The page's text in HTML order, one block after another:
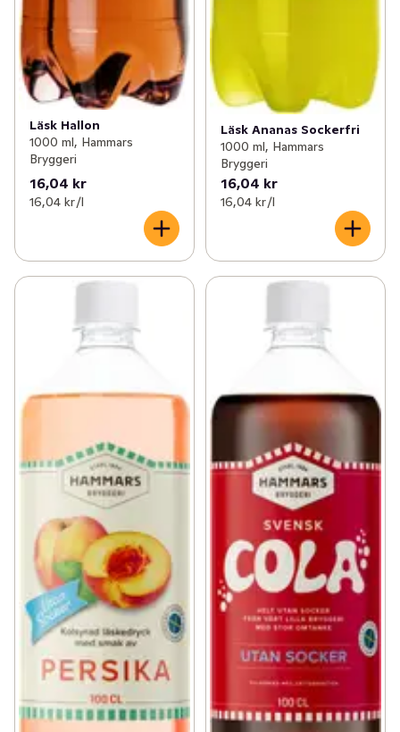
Läsk Hallon
1000 ml, Hammars
Bryggeri
16,04 kr
16,04 kr /l
Läsk Ananas Sockerfri
1000 ml, Hammars
Bryggeri
16,04 kr
16,04 kr /l